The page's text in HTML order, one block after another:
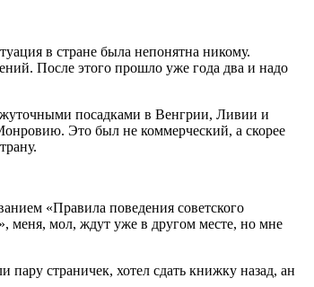
в стране была непонятна никому.
После этого прошло уже года два и надо
посадками в Венгрии, Ливии и
Это был не коммерческий, а скорее
«Правила поведения советского
меня, мол, ждут уже в другом месте, но мне
пару страничек, хотел сдать книжку назад, ан